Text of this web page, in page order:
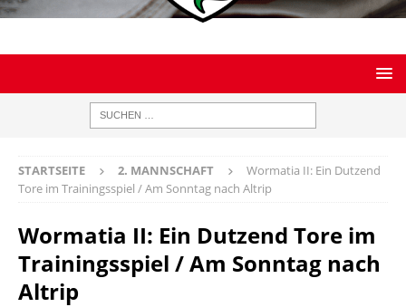
STARTSEITE 2. MANNSCHAFT
Wormatia II: Ein Dutzend
Tore im Trainingsspiel / Am Sonntag nach Altrip
Wormatia II: Ein Dutzend Tore im
Trainingsspiel / Am Sonntag nach
Altrip